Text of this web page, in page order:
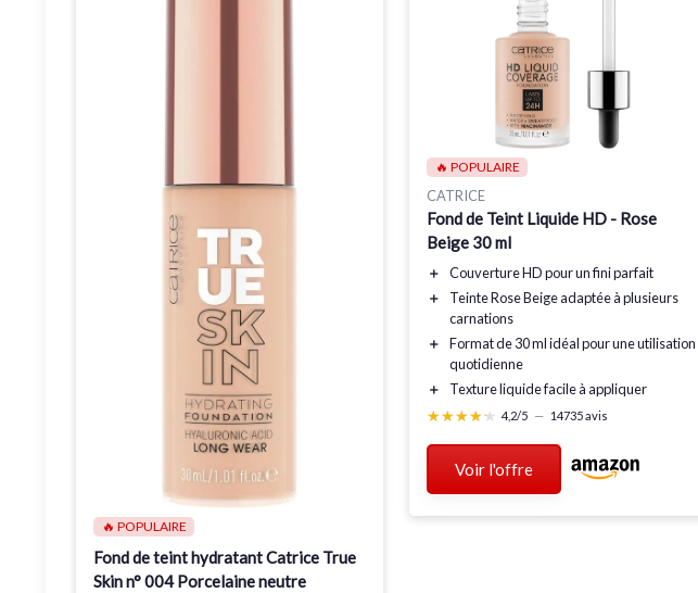
🔥 POPULAIRE
Fond de teint hydratant Catrice True
Skin n° 004 Porcelaine neutre
🔥 POPULAIRE
CATRICE
Fond de Teint Liquide HD - Rose
Beige 30 ml
＋ Couverture HDpour un fini parfait
＋
TeinteRose Beigeadaptée à plusieurs
carnations
＋
Format de30 mlidéal pour une utilisation
quotidienne
＋
Textureliquidefacile à appliquer
★★★★★
★★★★★ 4,2/5 — 14735 avis
Voir l'offre